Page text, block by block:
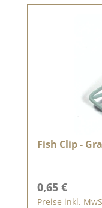
Fish Clip -
Regulärer
0,65 €
Preise inkl.